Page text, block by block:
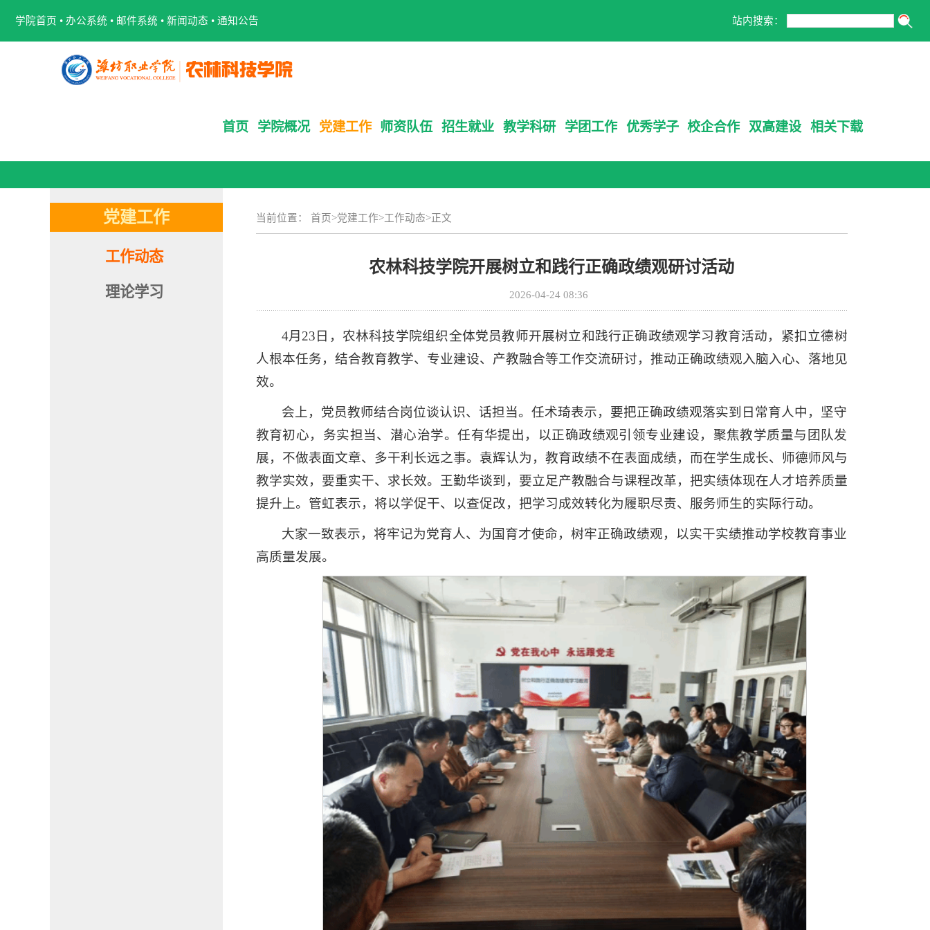
学院首页 • 办公系统 • 邮件系统 • 新闻动态 • 通知公告 站内搜索：
首页 学院概况 党建工作 师资队伍 招生就业 教学科研 学团工作 优秀学子 校企合作 双高建设 相关下载
党建工作
工作动态
理论学习
当前位置： 首页>党建工作>工作动态>正文
农林科技学院开展树立和践行正确政绩观研讨活动
2026-04-24 08:36
4月23日，农林科技学院组织全体党员教师开展树立和践行正确政绩观学习教育活动，紧扣立德树
人根本任务，结合教育教学、专业建设、产教融合等工作交流研讨，推动正确政绩观入脑入心、落地见
效。
会上，党员教师结合岗位谈认识、话担当。任术琦表示，要把正确政绩观落实到日常育人中，坚守
教育初心，务实担当、潜心治学。任有华提出，以正确政绩观引领专业建设，聚焦教学质量与团队发
展，不做表面文章、多干利长远之事。袁辉认为，教育政绩不在表面成绩，而在学生成长、师德师风与
教学实效，要重实干、求长效。王勤华谈到，要立足产教融合与课程改革，把实绩体现在人才培养质量
提升上。管虹表示，将以学促干、以查促改，把学习成效转化为履职尽责、服务师生的实际行动。
大家一致表示，将牢记为党育人、为国育才使命，树牢正确政绩观，以实干实绩推动学校教育事业
高质量发展。